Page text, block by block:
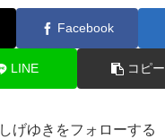
Facebook
LINE コピー
しげゆきをフォローする